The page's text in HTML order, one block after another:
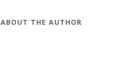
ABOUT THE AUTHOR